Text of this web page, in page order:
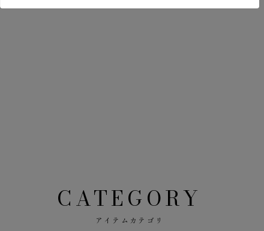
CATEGORY
アイテムカテゴリ